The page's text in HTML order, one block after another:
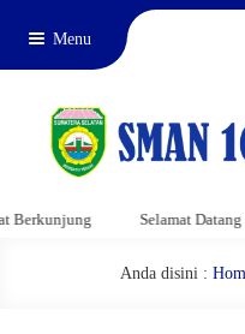
Menu
Selamat Datang
Anda disini :